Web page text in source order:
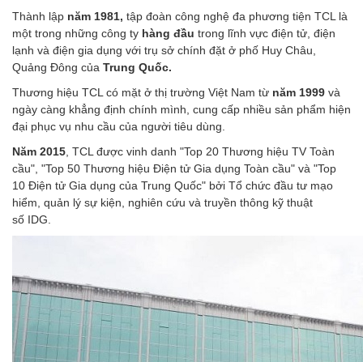
Thành lập năm 1981, tập đoàn công nghệ đa phương tiện TCL là
một trong những công ty hàng đầu trong lĩnh vực điện tử, điện
lạnh và điện gia dụng với trụ sở chính đặt ở phố Huy Châu,
Quảng Đông của Trung Quốc.
Thương hiệu TCL có mặt ở thị trường Việt Nam từ năm 1999 và
ngày càng khẳng định chính mình, cung cấp nhiều sản phẩm hiện
đại phục vụ nhu cầu của người tiêu dùng.
Năm 2015 , TCL được vinh danh "Top 20 Thương hiệu TV Toàn
cầu", "Top 50 Thương hiệu Điện tử Gia dụng Toàn cầu" và "Top
10 Điện tử Gia dụng của Trung Quốc" bởi Tổ chức đầu tư mạo
hiểm, quản lý sự kiện, nghiên cứu và truyền thông kỹ thuật
số IDG.